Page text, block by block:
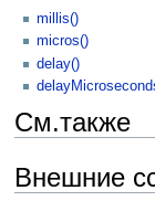
millis()
micros()
delay()
См.также
Внешние